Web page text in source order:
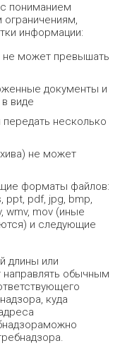
пониманием
информации:
не может превышать
документы и
виде
несколько
не может
форматы файлов:
ppt, pdf, jpg, bmp,
wmv, mov (иные
и следующие
длины или
обычным
куда